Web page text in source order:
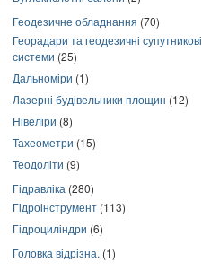
Геодезичне обладнання (70)
Георадари та геодезичні супутникові
системи (25)
Дальноміри (1)
Лазерні будівельники площин (12)
Нівеліри (8)
Тахеометри (15)
Теодоліти (9)
Гідравліка (280)
Гідроінструмент (113)
Гідроциліндри (6)
Головка відрізна. (1)